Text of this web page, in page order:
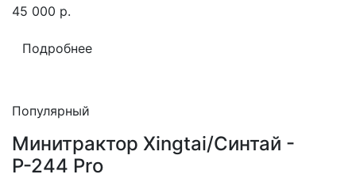
45 000 р.
Подробнее
Популярный
Минитрактор Xingtai/Синтай -
Р-244 Pro